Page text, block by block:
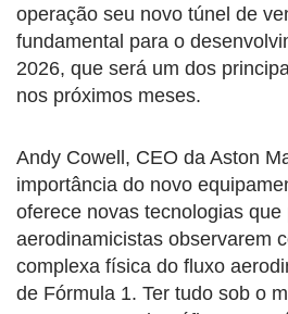
operação seu novo túnel de
fundamental para o
2026, que será um dos
nos próximos meses.
Andy Cowell, CEO da Aston
importância do novo
oferece novas tecnologias que
aerodinamicistas observarem
complexa física do fluxo
de Fórmula 1. Ter tudo sob o